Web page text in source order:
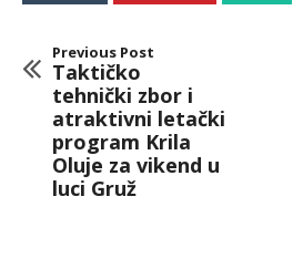
Previous Post
Taktičko
tehnički zbor i
atraktivni letački
program Krila
Oluje za vikend u
luci Gruž